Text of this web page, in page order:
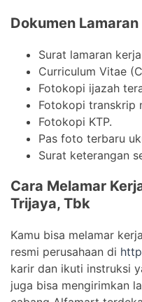
Dokumen Lamaran
Surat lamaran
Curriculum Vitae
Fotokopi ijazah
Fotokopi transkrip
Fotokopi KTP.
Pas foto terbaru
Surat keterangan
Cara Melamar
Trijaya, Tbk
Kamu bisa melamar
resmi perusahaan di
karir dan ikuti instruksi
juga bisa mengirimkan